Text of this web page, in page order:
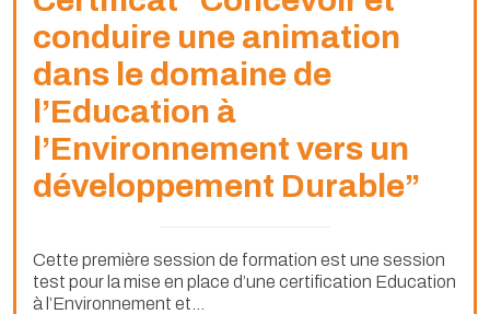
conduire une animation
dans le domaine de
l’Education à
l’Environnement vers un
développement Durable”
Cette première session de formation est une session
test pour la mise en place d’une certification Education
à l’Environnement et...